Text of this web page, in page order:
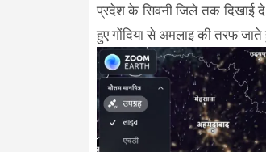
प्रदेश के सिवनी जिले तक दिखाई
हुए गोंदिया से अमलाइ की तरफ जाते